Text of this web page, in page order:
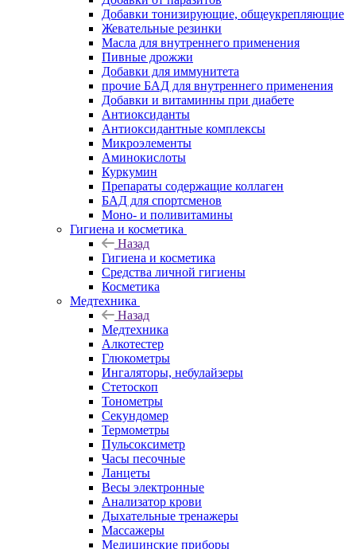
Добавки тонизирующие, общеукрепляющие
Жевательные резинки
Масла для внутреннего применения
Пивные дрожжи
Добавки для иммунитета
прочие БАД для внутреннего применения
Добавки и витаминны при диабете
Антиоксиданты
Антиоксидантные комплексы
Микроэлементы
Аминокислоты
Куркумин
Препараты содержащие коллаген
БАД для спортсменов
Моно- и поливитамины
Гигиена и косметика
Назад
Гигиена и косметика
Средства личной гигиены
Косметика
Медтехника
Назад
Медтехника
Алкотестер
Глюкометры
Ингаляторы, небулайзеры
Стетоскоп
Тонометры
Секундомер
Термометры
Пульсоксиметр
Часы песочные
Ланцеты
Весы электронные
Анализатор крови
Дыхательные тренажеры
Массажеры
Медицинские приборы